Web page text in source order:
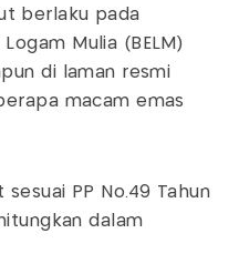
berlaku pada
Mulia (BELM)
di laman resmi
macam emas
PP No.49 Tahun
dalam